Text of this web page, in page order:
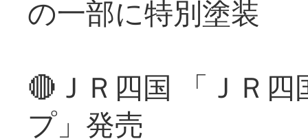
の一部に特別塗装
🔴ＪＲ四国 「ＪＲ
プ」発売